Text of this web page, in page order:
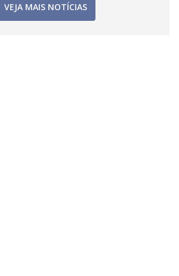
VEJA MAIS NOTÍCIAS